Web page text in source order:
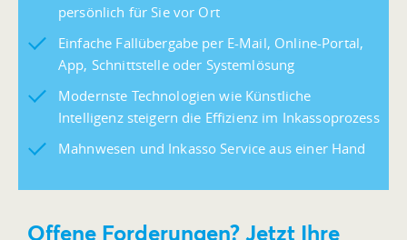
persönlich für Sie vor Ort
Einfache Fallübergabe per E-Mail, Online-Portal,
App, Schnittstelle oder Systemlösung
Modernste Technologien wie Künstliche
Intelligenz steigern die Effizienz im Inkassoprozess
Mahnwesen und Inkasso Service aus einer Hand
Offene Forderungen? Jetzt Ihre